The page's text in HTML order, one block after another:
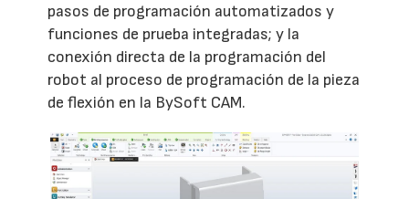
pasos de programación automatizados y
funciones de prueba integradas; y la
conexión directa de la programación del
robot al proceso de programación de la pieza
de flexión en la BySoft CAM.